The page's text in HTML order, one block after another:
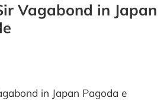
Vagabond in Japan
in Japan Pagoda e